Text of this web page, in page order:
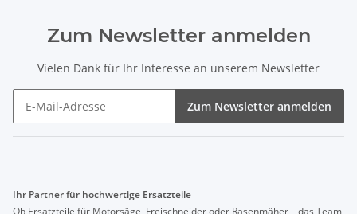
Zum Newsletter anmelden
Vielen Dank für Ihr Interesse an unserem Newsletter
Zum Newsletter anmelden
Ihr Partner für hochwertige Ersatzteile
Ob Ersatzteile für Motorsäge, Freischneider oder Rasenmäher – das Team